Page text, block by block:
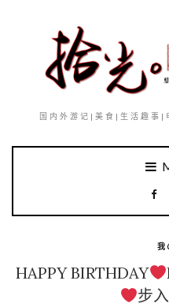
国内外游记|美食|生活趣事
我
HAPPY BIRTHDAY
步